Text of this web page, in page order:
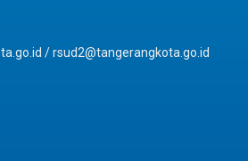
/rsud2@tangerangkota.go.id